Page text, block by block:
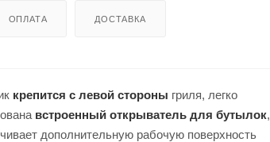
ОПЛАТА ДОСТАВКА
крепится с левой стороны гриля, легко
встроенный открыватель для бутылок,
дополнительную рабочую поверхность